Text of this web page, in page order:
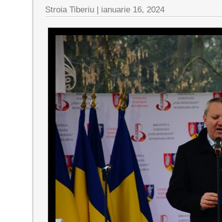
Stroia Tiberiu | ianuarie 16, 2024